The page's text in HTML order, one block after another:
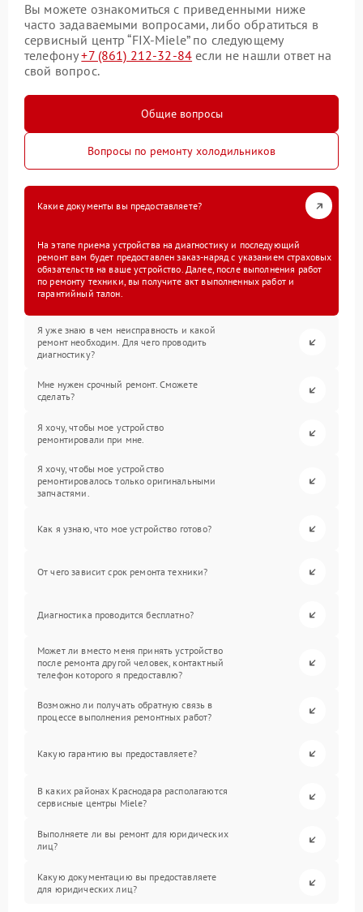
Вы можете ознакомиться с приведенными ниже
часто задаваемыми вопросами, либо обратиться в
сервисный центр “FIX-Miele” по следующему
телефону+7 (861) 212-32-84 если не нашли ответ на
свой вопрос.
Общие вопросы
Вопросы по ремонту холодильников
Какие документы вы предоставляете?
На этапе приема устройства на диагностику и последующий
ремонт вам будет предоставлен заказ-наряд с указанием страховых
обязательств на ваше устройство. Далее, после выполнения работ
по ремонту техники, вы получите акт выполненных работ и
гарантийный талон.
Я уже знаю в чем неисправность и какой
ремонт необходим. Для чего проводить
диагностику?
Мне нужен срочный ремонт. Сможете
сделать?
Я хочу, чтобы мое устройство
ремонтировали при мне.
Я хочу, чтобы мое устройство
ремонтировалось только оригинальными
запчастями.
Как я узнаю, что мое устройство готово?
От чего зависит срок ремонта техники?
Диагностика проводится бесплатно?
Может ли вместо меня принять устройство
после ремонта другой человек, контактный
телефон которого я предоставлю?
Возможно ли получать обратную связь в
процессе выполнения ремонтных работ?
Какую гарантию вы предоставляете?
В каких районах Краснодара располагаются
сервисные центры Miele?
Выполняете ли вы ремонт для юридических
лиц?
Какую документацию вы предоставляете
для юридических лиц?